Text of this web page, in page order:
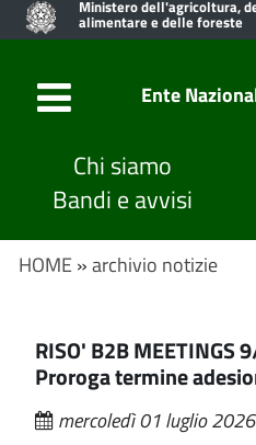
Ministero dell'agricoltura,
alimentare e delle foreste
Ente
Chi siamo
Bandi e avvisi
HOME »archivio notizie
RISO' B2B
Proroga termine
mercoledì 01 luglio 2026